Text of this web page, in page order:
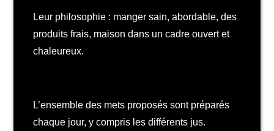
Leur philosophie : manger sain, abordable, des
produits frais, maison dans un cadre ouvert et
chaleureux.
L’ensemble des mets proposés sont préparés
chaque jour, y compris les différents jus.